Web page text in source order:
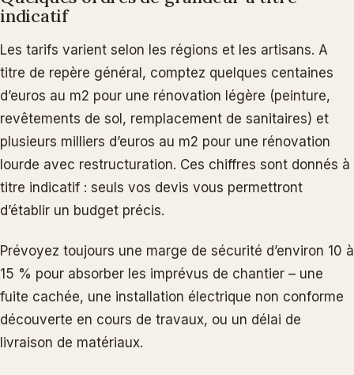
indicatif
Les tarifs varient selon les régions et les artisans. A
titre de repère général, comptez quelques centaines
d’euros au m2 pour une rénovation légère (peinture,
revêtements de sol, remplacement de sanitaires) et
plusieurs milliers d’euros au m2 pour une rénovation
lourde avec restructuration. Ces chiffres sont donnés à
titre indicatif : seuls vos devis vous permettront
d’établir un budget précis.
Prévoyez toujours une marge de sécurité d’environ 10 à
15 % pour absorber les imprévus de chantier – une
fuite cachée, une installation électrique non conforme
découverte en cours de travaux, ou un délai de
livraison de matériaux.